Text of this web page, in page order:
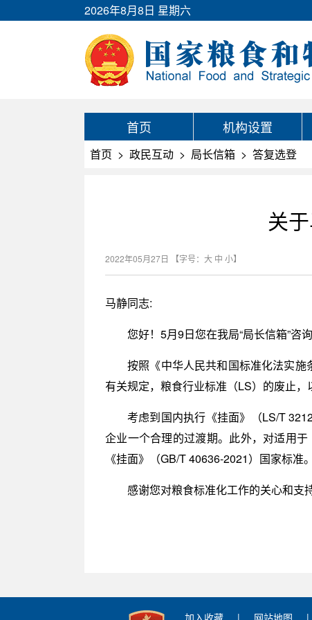
2026年8月8日 星期六
首页 机构设置
首页 > 政民互动 > 局长信箱 > 答复选登
关
2022年05月27日 【字号： 大 中 小】
马静同志:
您好！5月9日您在我局“局长信箱”咨
按照《中华人民共和国标准化法实
有关规定，粮食行业标准（LS）的废止，
考虑到国内执行《挂面》（LS/T
企业一个合理的过渡期。此外，对适用
《挂面》（GB/T 40636-2021）国家标准。
感谢您对粮食标准化工作的关心和支持
加入收藏 | 网站地图 |